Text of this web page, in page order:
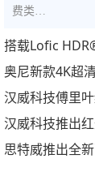
费类…
搭载Lofic
奥尼新款4K超
汉威科技傅里
汉威科技推出
思特威推出全